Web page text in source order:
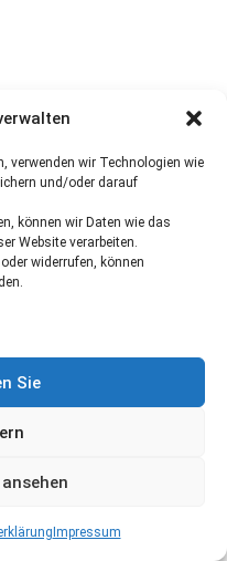
verwenden wir Technologien wie
und/oder darauf
können wir Daten wie das
Website verarbeiten.
widerrufen, können
Sie
Impressum